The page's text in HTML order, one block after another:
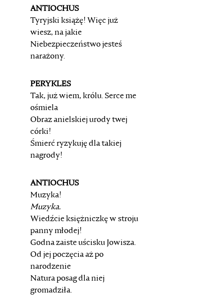
ANTIOCHUS
Tyryjski książę! Więc już
wiesz, na jakie
Niebezpieczeństwo jesteś
narażony.
PERYKLES
Tak, już wiem, królu. Serce me
ośmiela
Obraz anielskiej urody twej
córki!
Śmierć ryzykuję dla takiej
nagrody!
ANTIOCHUS
Muzyka!
Muzyka.
Wiedźcie księżniczkę w stroju
panny młodej!
Godna zaiste uścisku Jowisza.
Od jej poczęcia aż po
narodzenie
Natura posag dla niej
gromadziła.